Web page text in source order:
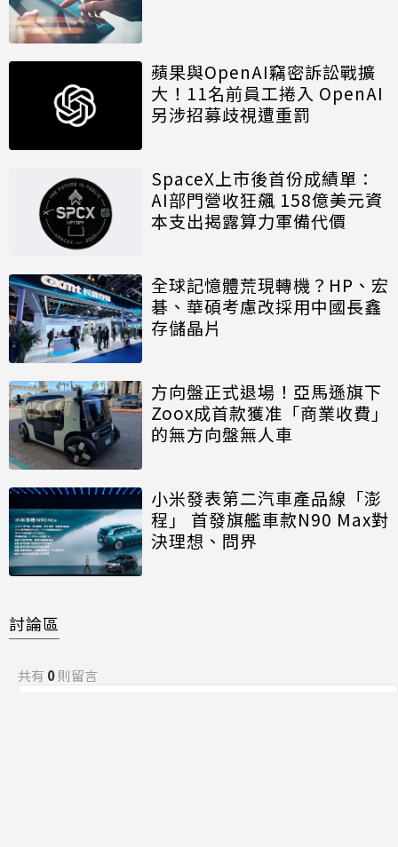
蘋果與OpenAI竊密訴訟戰擴
大！11名前員工捲入 OpenAI
另涉招募歧視遭重罰
SpaceX上市後首份成績單：
AI部門營收狂飆 158億美元資
本支出揭露算力軍備代價
全球記憶體荒現轉機？HP、宏
碁、華碩考慮改採用中國長鑫
存儲晶片
方向盤正式退場！亞馬遜旗下
Zoox成首款獲准「商業收費」
的無方向盤無人車
小米發表第二汽車產品線「澎
程」 首發旗艦車款N90 Max對
決理想、問界
討論區
共有 0則留言